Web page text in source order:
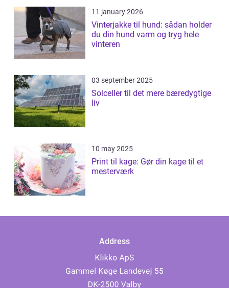
11 january 2026
Vinterjakke til hund: sådan holder
du din hund varm og tryg hele
vinteren
03 september 2025
Solceller til det mere bæredygtige
liv
10 may 2025
Print til kage: Gør din kage til et
mesterværk
Address